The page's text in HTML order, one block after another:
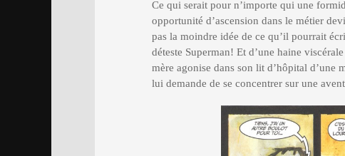
Ce qui serait pour n’importe qui une
opportunité d’ascension dans le métier
pas la moindre idée de ce qu’il pourrait
déteste Superman! Et d’une haine
mère agonise dans son lit d’hôpital d’une
lui demande de se concentrer sur une